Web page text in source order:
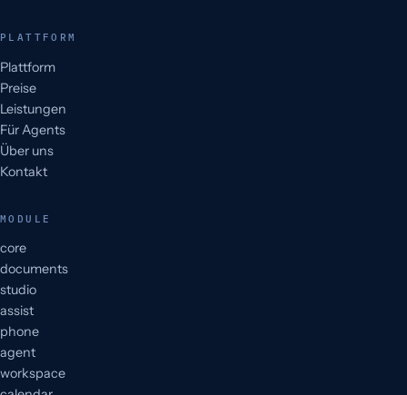
PLATTFORM
Plattform
Preise
Leistungen
Für Agents
Über uns
Kontakt
MODULE
core
documents
studio
assist
phone
agent
workspace